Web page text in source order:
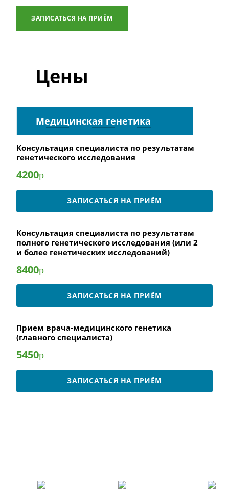
ЗАПИСАТЬСЯ НА ПРИЁМ
Цены
Медицинская генетика
Консультация специалиста по результатам
генетического исследования
4200р
ЗАПИСАТЬСЯ НА ПРИЁМ
Консультация специалиста по результатам
полного генетического исследования (или 2
и более генетических исследований)
8400р
ЗАПИСАТЬСЯ НА ПРИЁМ
Прием врача-медицинского генетика
(главного специалиста)
5450р
ЗАПИСАТЬСЯ НА ПРИЁМ